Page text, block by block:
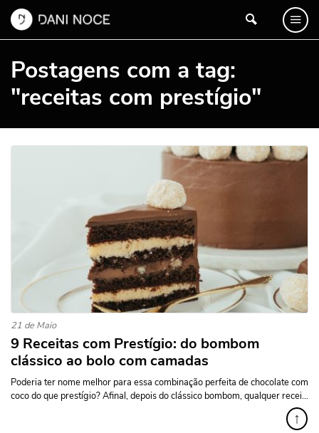
Postagens com a tag:
"receitas com prestígio"
21 de Maio
9 Receitas com Prestígio: do bombom
clássico ao bolo com camadas
Poderia ter nome melhor para essa combinação perfeita de chocolate com
coco do que prestígio? Afinal, depois do clássico bombom, qualquer recei...
↑